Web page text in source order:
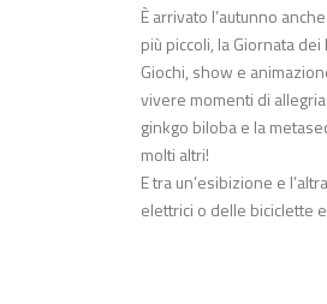
È arrivato l’autunno
più piccoli, la Giornata
Giochi, show e
vivere momenti di
ginkgo biloba e la
molti altri!
E tra un’esibizione e
elettrici o delle biciclette